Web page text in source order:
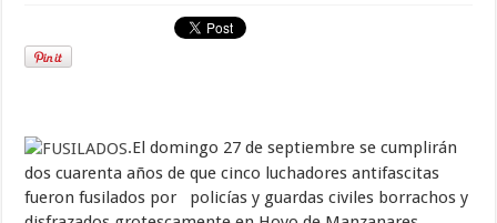
.El domingo 27 de septiembre se cumplirán
dos cuarenta años de que cinco luchadores antifascitas
fueron fusilados por policías y guardas civiles borrachos y